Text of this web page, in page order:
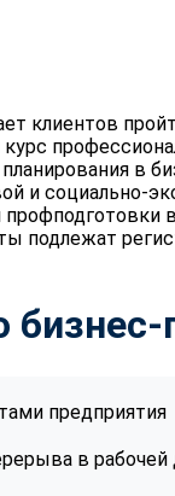
клиентов
в
и социально-
подлежат
предприятия
в рабочей